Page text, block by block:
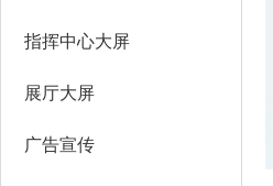
指挥中心大屏
展厅大屏
广告宣传